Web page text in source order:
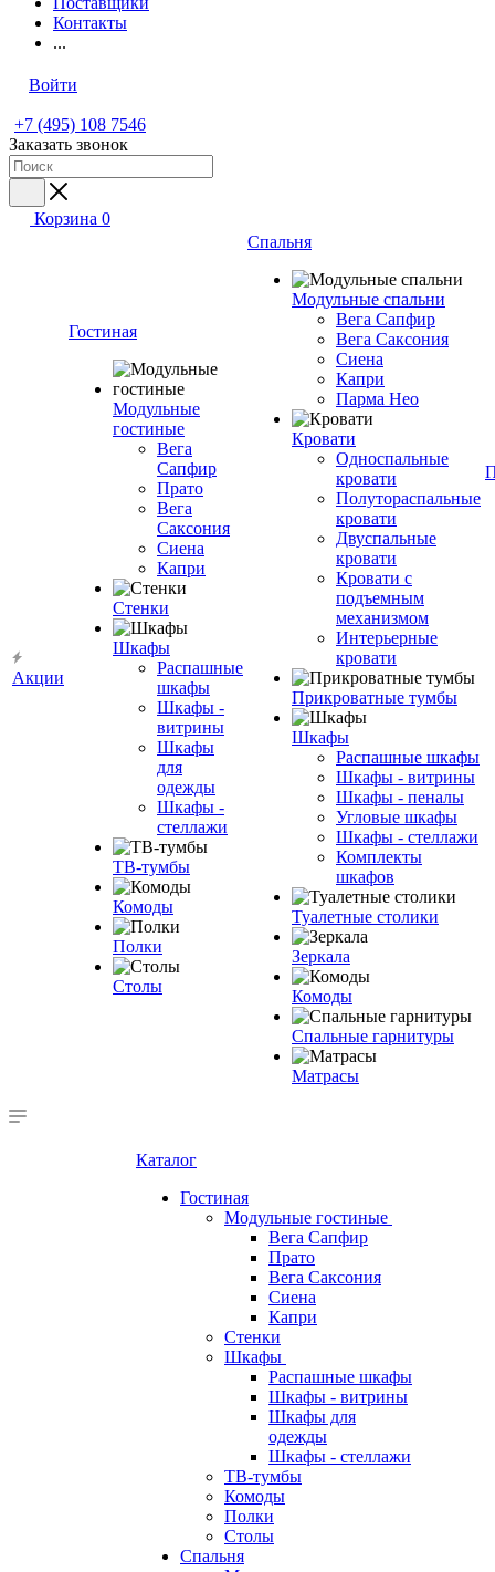
Контакты
...
Войти
+7 (495) 108 7546
Заказать звонок
Корзина 0
Акции
Гостиная
Модульные
гостиные
Вега
Сапфир
Прато
Вега
Саксония
Сиена
Капри
Стенки
Шкафы
Распашные
шкафы
Шкафы -
витрины
Шкафы
для
одежды
Шкафы -
стеллажи
ТВ-тумбы
Комоды
Полки
Столы
Спальня
Модульные спальни
Вега Сапфир
Вега Саксония
Сиена
Капри
Парма Нео
Кровати
Односпальные
кровати
Полутораспальные
кровати
Двуспальные
кровати
Кровати с
подъемным
механизмом
Интерьерные
кровати
Прикроватные тумбы
Шкафы
Распашные шкафы
Шкафы - витрины
Шкафы - пеналы
Угловые шкафы
Шкафы - стеллажи
Комплекты
шкафов
Туалетные столики
Зеркала
Комоды
Спальные гарнитуры
Матрасы
Каталог
Гостиная
Модульные гостиные
Вега Сапфир
Прато
Вега Саксония
Сиена
Капри
Стенки
Шкафы
Распашные шкафы
Шкафы - витрины
Шкафы для
одежды
Шкафы - стеллажи
ТВ-тумбы
Комоды
Полки
Столы
Спальня